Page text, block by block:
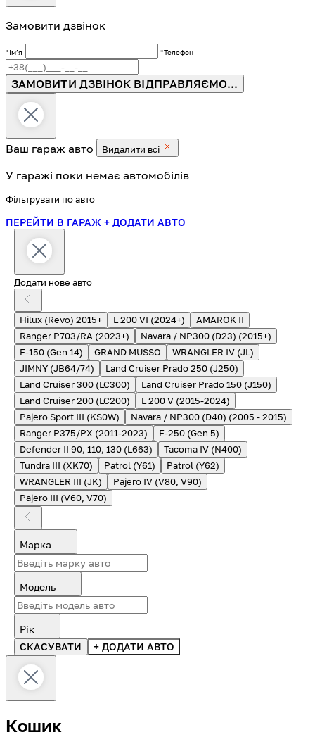
Замовити дзвінок
*Імʼя *Телефон
ЗАМОВИТИ ДЗВІНОК ВІДПРАВЛЯЄМО...
Ваш гараж авто Видалити всі
У гаражі поки немає автомобілів
Фільтрувати по авто
ПЕРЕЙТИ В ГАРАЖ + ДОДАТИ АВТО
Додати нове авто
Hilux (Revo) 2015+ L 200 VI (2024+)
AMAROK II
Ranger P703/RA (2023+)
Navara / NP300 (D23) (2015+)
F-150 (Gen 14)
GRAND MUSSO
WRANGLER IV (JL)
JIMNY (JB64/74)
Land Cruiser Prado 250 (J250)
Land Cruiser 300 (LC300)
Land Cruiser Prado 150 (J150)
Land Cruiser 200 (LC200)
L 200 V (2015-2024)
Pajero Sport III (KS0W)
Navara / NP300 (D40) (2005 - 2015)
Ranger P375/PX (2011-2023)
F-250 (Gen 5)
Defender II 90, 110, 130 (L663)
Tacoma IV (N400)
Tundra III (XK70)
Patrol (Y61)
Patrol (Y62)
WRANGLER III (JK)
Pajero IV (V80, V90)
Pajero III (V60, V70)
Марка
Модель
Рік
СКАСУВАТИ
+ ДОДАТИ АВТО
Кошик